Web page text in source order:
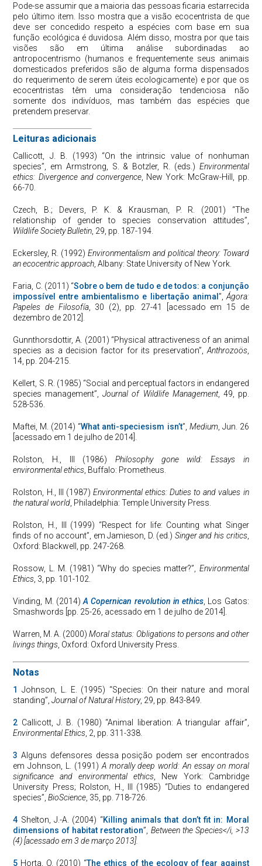
Pode-se assumir que a maioria das pessoas ficaria estarrecida
pelo último item. Isso mostra que a visão ecocentrista de que
deve ser concedido respeito a espécies com base em sua
função ecológica é duvidosa. Além disso, mostra por que tais
visões são em última análise subordinadas ao
antropocentrismo (humanos e frequentemente seus animais
domesticados preferidos são de alguma forma dispensados
do requerimento de serem úteis ecologicamente) e por que os
ecocentristas têm uma consideração tendenciosa não
somente dos indivíduos, mas também das espécies que
pretendem preservar.
Leituras adicionais
Callicott, J. B. (1993) “On the intrinsic value of nonhuman
species”, em Armstrong, S. & Botzler, R. (eds.) Environmental
ethics: Divergence and convergence, New York: McGraw-Hill, pp.
66-70.
Czech, B.; Devers, P. K. & Krausman, P. R. (2001) “The
relationship of gender to species conservation attitudes”,
Wildlife Society Bulletin , 29, pp. 187-194.
Eckersley, R. (1992)Environmentalism and political theory: Toward
an ecocentric approach , Albany: State University of New York.
Faria, C. (2011) “Sobre o bem de tudo e de todos: a conjunção
impossível entre ambientalismo e libertação animal ”, Ágora:
Papeles de Filosofía, 30 (2), pp. 27-41 [acessado em 15 de
dezembro de 2012].
Gunnthorsdottir, A. (2001) “Physical attractiveness of an animal
species as a decision factor for its preservation”, Anthrozoös,
14, pp. 204-215.
Kellert, S. R. (1985) “Social and perceptual factors in endangered
species management”,Journal of Wildlife Management, 49, pp.
528-536.
Maftei, M. (2014) “What anti-speciesism isn’t”, Medium, Jun. 26
[acessado em 1 de julho de 2014].
Rolston, H., III (1986) Philosophy gone wild: Essays in
environmental ethics , Buffalo: Prometheus.
Rolston, H., III (1987) Environmental ethics: Duties to and values in
the natural world , Philadelphia: Temple University Press.
Rolston, H., III (1999) “Respect for life: Counting what Singer
finds of no account”, em Jamieson, D. (ed.) Singer and his critics,
Oxford: Blackwell, pp. 247-268.
Rossow, L. M. (1981) “Why do species matter?”, Environmental
Ethics , 3, pp. 101-102.
Vinding, M. (2014)A Copernican revolution in ethics , Los Gatos:
Smashwords [pp. 25-26, acessado em 1 de julho de 2014].
Warren, M. A. (2000)Moral status: Obligations to persons and other
livings things , Oxford: Oxford University Press.
Notas
1
Johnson, L. E. (1995) “Species: On their nature and moral
standing”,Journal of Natural History, 29, pp. 843-849.
2 Callicott, J. B. (1980) “Animal liberation: A triangular affair”,
Environmental Ethics , 2, pp. 311-338.
3 Alguns defensores dessa posição podem ser encontrados
em Johnson, L. (1991) A morally deep world: An essay on moral
significance and environmental ethics, New York: Cambridge
University Press; Rolston, H., III (1985) “Duties to endangered
species”, BioScience , 35, pp. 718-726.
4 Shelton, J.-A. (2004) “Killing animals that don’t fit in: Moral
dimensions of habitat restoration”, Between the Species</i, >13
(4) [acessado em 3 de março 2013].
5 Horta, O. (2010) “The ethics of the ecology of fear against